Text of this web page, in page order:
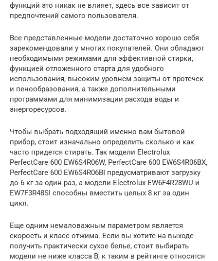
функций это никак не влияет, здесь все зависит от
предпочтений самого пользователя.
Все представленные модели достаточно хорошо себя
зарекомендовали у многих покупателей. Они обладают
необходимыми режимами для эффективной стирки,
функцией отложенного старта для удобного
использования, высоким уровнем защиты от протечек
и пенообразования, а также дополнительными
программами для минимизации расхода воды и
энергоресурсов.
Чтобы выбрать подходящий именно вам бытовой
прибор, стоит изначально определить сколько и как
часто придется стирать. Так модели Electrolux
PerfectCare 600 EW6S4R06W, PerfectCare 600 EW6S4R06BX,
PerfectCare 600 EW6S4R06BI предусматривают загрузку
до 6 кг за один раз, а модели Electrolux EW6F4R28WU и
EW7F3R48SI способны вместить целых 8 кг за один
цикл.
Еще одним немаловажным параметром является
скорость и класс отжима. Если вы хотите на выходе
получить практически сухое белье, стоит выбирать
модели не ниже класса В, к таким в рейтинге относятся